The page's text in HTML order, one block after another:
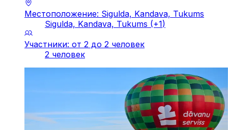
Местоположение: Sigulda, Kandava, Tukums
Sigulda, Kandava, Tukums (+1)
Участники: от 2 до 2 человек
2 человек